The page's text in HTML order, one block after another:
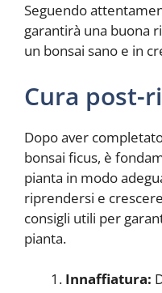
Seguendo
garantirà una buona
un bonsai sano e in
Cura post-
Dopo aver
bonsai ficus, è
pianta in modo
riprendersi e
consigli utili per
pianta.
Innaffiatura: